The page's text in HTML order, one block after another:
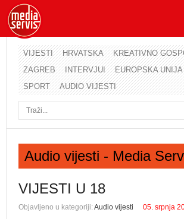
VIJESTI HRVATSKA
KREATIVNO
ZAGREB
INTERVJUI EUROPSKA UNIJA
SPORT
AUDIO VIJESTI
Audio vijesti - Media
VIJESTI U 18
Objavljeno u kategoriji:Audio vijesti 05. srpnja
Korisničko ime
Lozinka
Zaboravili ste lozinku?